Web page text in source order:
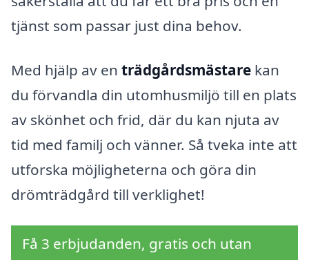
tjänst som passar just dina behov.
Med hjälp av en trädgårdsmästare kan
du förvandla din utomhusmiljö till en plats
av skönhet och frid, där du kan njuta av
tid med familj och vänner. Så tveka inte att
utforska möjligheterna och göra din
drömträdgård till verklighet!
Få 3 erbjudanden, gratis och utan